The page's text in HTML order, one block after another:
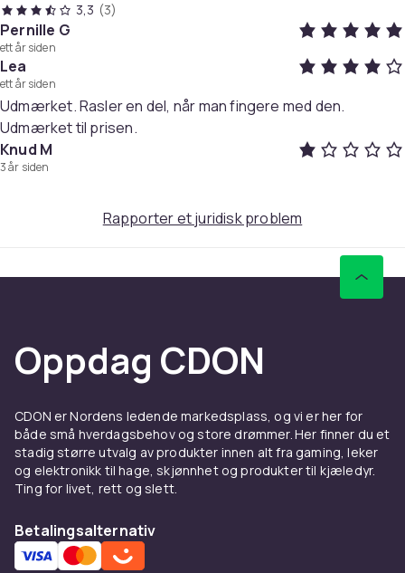
Pakken inneholder:
1 x anti-stress ring
Farge
Black
Vekt, gram
6
3,3 (3)
Pernille G
ett år siden
Lea
ett år siden
Udmærket. Rasler en del, når man fingere med den.
Udmærket til prisen.
Knud M
3 år siden
Rapporter et juridisk problem
Oppdag CDON
CDON er Nordens ledende markedsplass, og vi er her for
både små hverdagsbehov og store drømmer. Her finner du et
stadig større utvalg av produkter innen alt fra gaming, leker
og elektronikk til hage, skjønnhet og produkter til kjæledyr.
Ting for livet, rett og slett.
Betalingsalternativ